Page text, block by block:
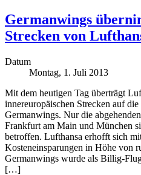
Germanwings
Strecken von
Datum
Montag, 1. Juli 2013
Mit dem heutigen Tag überträgt
innereuropäischen Strecken auf
Germanwings. Nur die
Frankfurt am Main und München
betroffen. Lufthansa erhofft sich
Kosteneinsparungen in Höhe von
Germanwings wurde als Billig-
[…]